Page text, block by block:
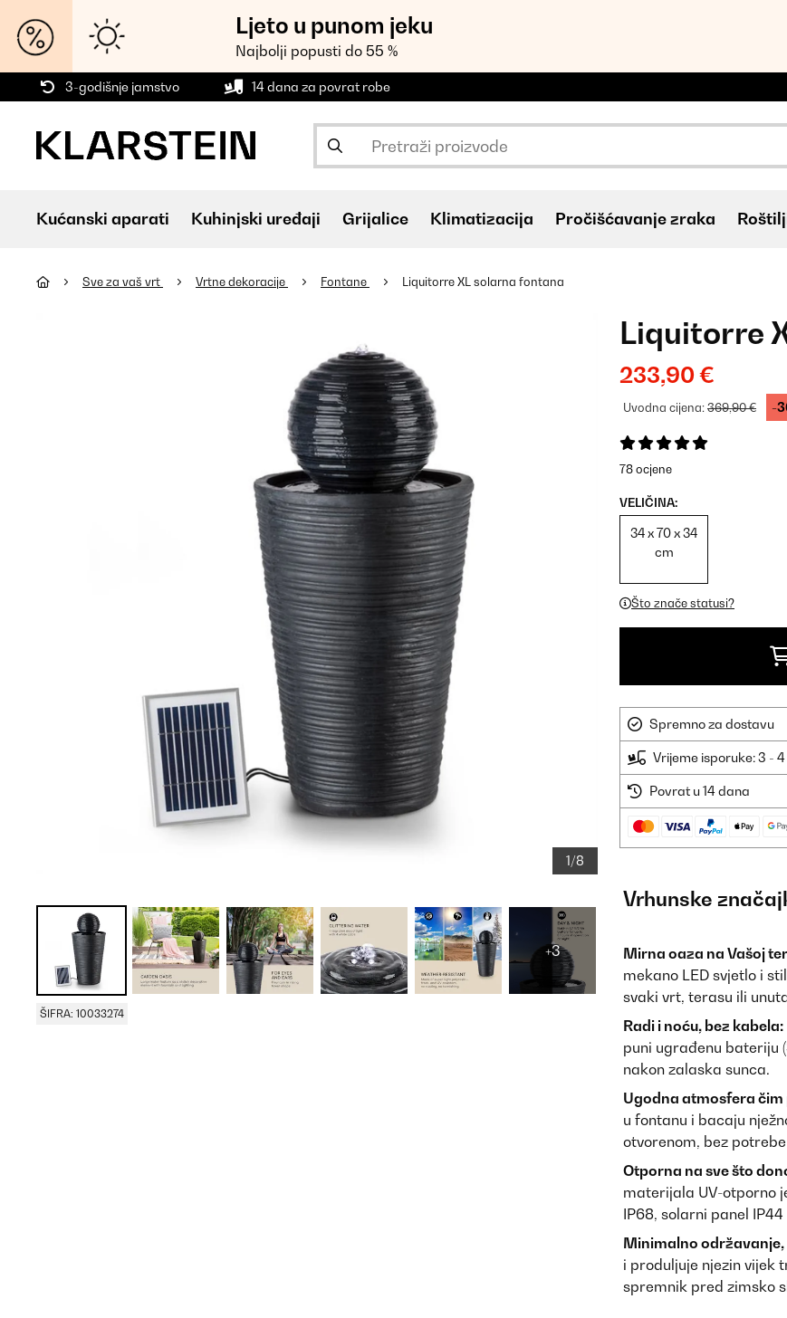
Ljeto u punom jeku
Najbolji popusti do 55 %
3-godišnje jamstvo 14 dana za povrat robe
Kućanski aparati Kuhinjski uređaji Grijalice Klimatizacija Pročišćavanje zraka
Sve za vaš vrt Vrtne dekoracije Fontane Liquitorre XL solarna fontana
1/8
+3
ŠIFRA: 10033274
Liquitorre
233,90 €
Uvodna cijena:369,90 € -
78 ocjene
VELIČINA:
34 x 70 x 34
cm
Što znače statusi?
Spremno za dostavu
Vrijeme isporuke: 3 -
Povrat u 14 dana
Vrhunske
Mirna oaza na Vašoj
mekano LED svjetlo i
svaki vrt, terasu ili
Radi i noću, bez kabela:
puni ugrađenu bateriju
nakon zalaska sunca.
Ugodna atmosfera
u fontanu i bacaju
otvorenom, bez
Otporna na sve što
materijala UV-otporno
IP68, solarni panel
Minimalno
i produljuje njezin vijek
spremnik pred zimsko